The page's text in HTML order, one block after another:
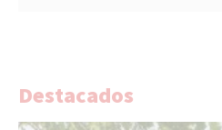
Destacados